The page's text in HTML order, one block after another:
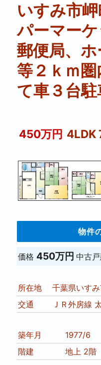
いすみ市
パーマーケ
郵便局、
等２ｋｍ
て⾞３台駐
450万円 4LDK
物件
価格 450万円中古
所在地
千葉県いす
交通
ＪＲ外房線
築年月 1977/6
階建
地上 2階